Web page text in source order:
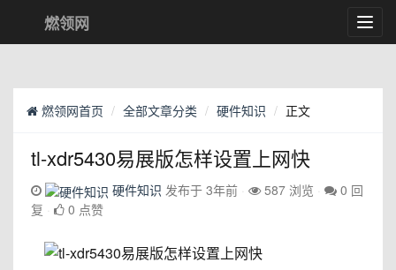
燃领网
燃领网首页 全部文章分类 硬件知识 正文
tl-xdr5430易展版怎样设置上网快
硬件知识 发布于 3年前 587 浏览
0 回
复
0 点赞